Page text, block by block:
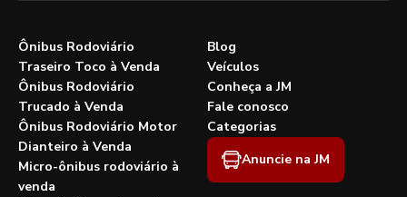
Ônibus Rodoviário
Traseiro Toco à Venda
Ônibus Rodoviário
Trucado à Venda
Ônibus Rodoviário Motor
Dianteiro à Venda
Micro-ônibus rodoviário à
venda
Blog
Veículos
Conheça a JM
Fale conosco
Categorias
Anuncie na JM